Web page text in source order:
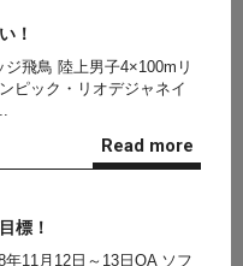
！
飛鳥 陸上男子4×100mリ
ピック・リオデジャネイ
Read more
標！
11月12日～13日OA ソフ